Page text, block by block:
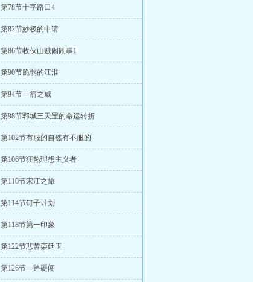
第78节十字路口4
第82节妙极的申请
第86节收伙山贼闹闹事1
第90节脆弱的江淮
第94节一箭之威
第98节郓城三天罡的命运转折
第102节有服的自然有不服的
第106节狂热理想主义者
第110节宋江之旅
第114节钉子计划
第118节第一印象
第122节悲苦栾廷玉
第126节一路硬闯